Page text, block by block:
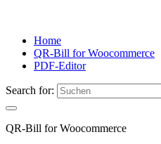
Home
QR-Bill for Woocommerce
PDF-Editor
Search for:
QR-Bill for Woocommerce